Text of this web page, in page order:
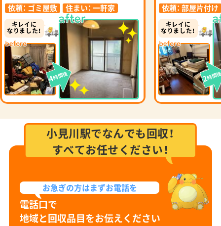
依頼： ゴミ屋敷 住まい： 一軒家
キレイに
なりました！
4時間後
依頼： 部屋片付け
キレイに
なりました！
2時間
小見川駅でなんでも回収！
すべてお任せください！
お急ぎの方はまずお電話を
電話口で
地域と回収品目をお伝えください